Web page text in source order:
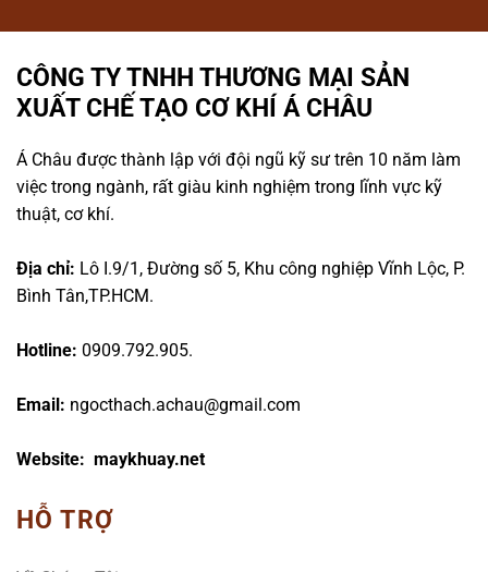
CÔNG TY TNHH THƯƠNG MẠI SẢN
XUẤT CHẾ TẠO CƠ KHÍ Á CHÂU
Á Châu được thành lập với đội ngũ kỹ sư trên 10 năm làm
việc trong ngành, rất giàu kinh nghiệm trong lĩnh vực kỹ
thuật, cơ khí.
Địa chỉ: Lô I.9/1, Đường số 5, Khu công nghiệp Vĩnh Lộc, P.
Bình Tân,TP.HCM.
Hotline: 0909.792.905.
Email: ngocthach.achau@gmail.com
Website: maykhuay.net
HỖ TRỢ